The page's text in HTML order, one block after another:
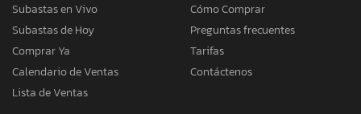
Subastas en Vivo
Subastas de Hoy
Comprar Ya
Calendario de Ventas
Lista de Ventas
Cómo Comprar
Preguntas frecuentes
Tarifas
Contáctenos